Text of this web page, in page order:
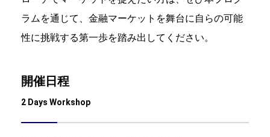
ラムを通じて、金融マーケットを舞台に自らの可能
性に挑戦する第一歩を踏み出してください。
開催日程
2 Days Workshop